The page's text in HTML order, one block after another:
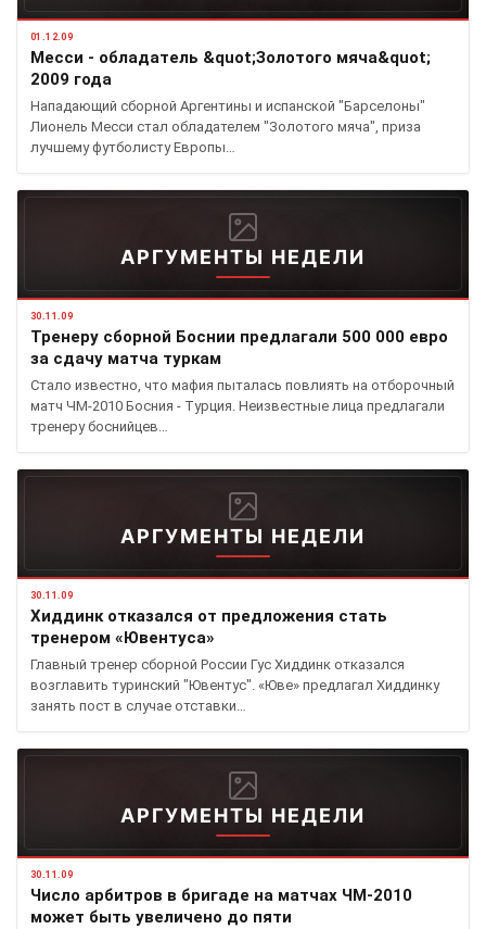
01.12.09
Месси - обладатель &quot;Золотого мяча&quot;
2009 года
Нападающий сборной Аргентины и испанской "Барселоны"
Лионель Месси стал обладателем "Золотого мяча", приза
лучшему футболисту Европы…
АРГУМЕНТЫ НЕДЕЛИ
30.11.09
Тренеру сборной Боснии предлагали 500 000 евро
за сдачу матча туркам
Стало известно, что мафия пыталась повлиять на отборочный
матч ЧМ-2010 Босния - Турция. Неизвестные лица предлагали
тренеру боснийцев…
АРГУМЕНТЫ НЕДЕЛИ
30.11.09
Хиддинк отказался от предложения стать
тренером «Ювентуса»
Главный тренер сборной России Гус Хиддинк отказался
возглавить туринский "Ювентус". «Юве» предлагал Хиддинку
занять пост в случае отставки…
АРГУМЕНТЫ НЕДЕЛИ
30.11.09
Число арбитров в бригаде на матчах ЧМ-2010
может быть увеличено до пяти